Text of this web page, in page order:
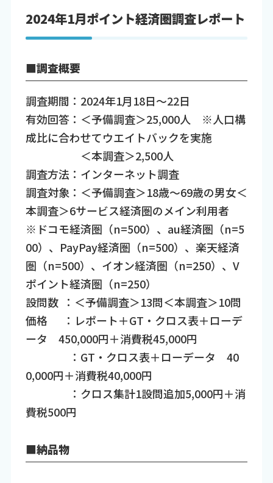
2024年1月ポイント経済圏調査レポート
■調査概要
調査期間：2024年1月18日～22日
有効回答：＜予備調査＞25,000人 ※人口構
成比に合わせてウエイトバックを実施
＜本調査＞2,500人
調査方法：インターネット調査
調査対象：＜予備調査＞18歳～69歳の男女＜
本調査＞6サービス経済圏のメイン利用者
※ドコモ経済圏（n=500）、au経済圏（n=5
00）、PayPay経済圏（n=500）、楽天経済
圏（n=500）、イオン経済圏（n=250）、V
ポイント経済圏（n=250）
設問数 ：＜予備調査＞13問＜本調査＞10問
価格 ：レポート＋GT・クロス表＋ローデ
ータ 450,000円＋消費税45,000円
：GT・クロス表＋ローデータ 40
0,000円＋消費税40,000円
：クロス集計1設問追加5,000円＋消
費税500円
■納品物